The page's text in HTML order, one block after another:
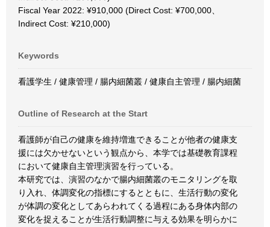
Fiscal Year 2022: ¥910,000 (Direct Cost: ¥700,000、
Indirect Cost: ¥210,000)
Keywords
看護学生 / 健康管理 / 腸内細菌叢 / 健康自主管理 / 腸内細菌
Outline of Research at the Start
看護師が自己の健康を維持増進できることが他者の健康支
援には欠かせないという観点から、本学では基礎教育課程
において健康自主管理演習を行っている。
本研究では、演習のなかで腸内細菌叢のモニタリングを取
り入れ、体調変化の指標にするとともに、生活行動の変化
が体調の変化としてあらわれてくる過程にある身体内部の
変化を捉えることが生活行動調整に与える効果を明らかに